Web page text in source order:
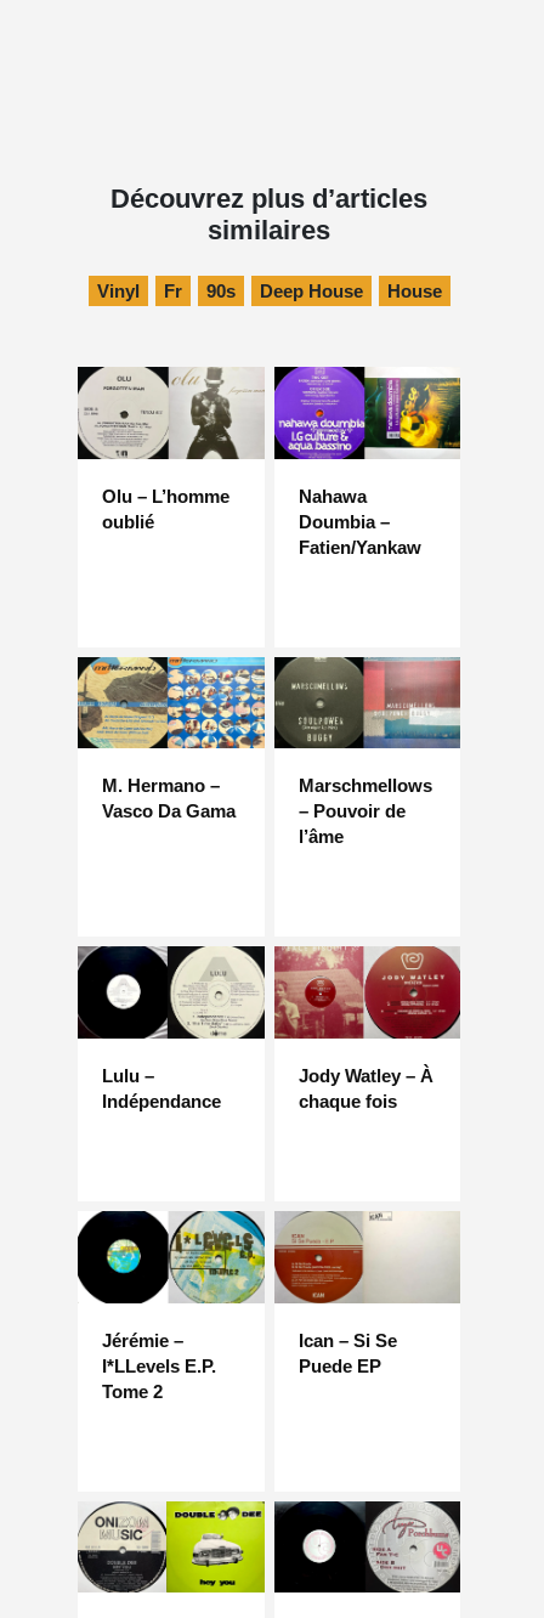
Découvrez plus d’articles
similaires
Vinyl Fr 90s Deep House House
Olu – L’homme
oublié
Nahawa
Doumbia –
Fatien/Yankaw
M. Hermano –
Vasco Da Gama
Marschmellows
– Pouvoir de
l’âme
Lulu –
Indépendance
Jody Watley – À
chaque fois
Jérémie –
I*LLevels E.P.
Tome 2
Ican – Si Se
Puede EP